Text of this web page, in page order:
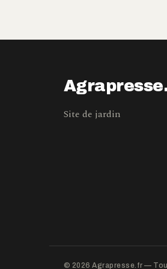
Site de jardin
© 2026 Agrapresse.fr —